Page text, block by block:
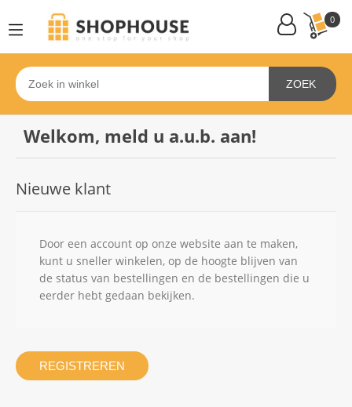
0
ZOEK
Welkom, meld u a.u.b. aan!
Nieuwe klant
Door een account op onze website aan te maken,
kunt u sneller winkelen, op de hoogte blijven van
de status van bestellingen en de bestellingen die u
eerder hebt gedaan bekijken.
REGISTREREN